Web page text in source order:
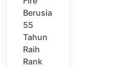
Berusia
55
Tahun
Raih
Rank